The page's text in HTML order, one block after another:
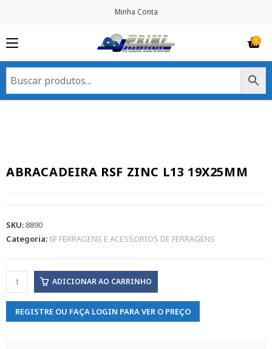
Minha Conta
ABRACADEIRA RSF ZINC L13 19X25MM
SKU: 8890
Categoria: 6F FERRAGENS E ACESSORIOS DE FERRAGENS
ADICIONAR AO CARRINHO
REGISTRE OU FAÇA LOGIN PARA VER O PREÇO